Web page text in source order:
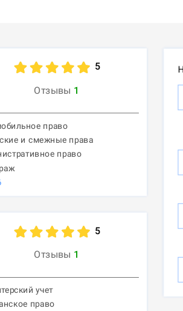
5
Отзывы 1
право
и смежные права
право
5
Отзывы 1
учет
право